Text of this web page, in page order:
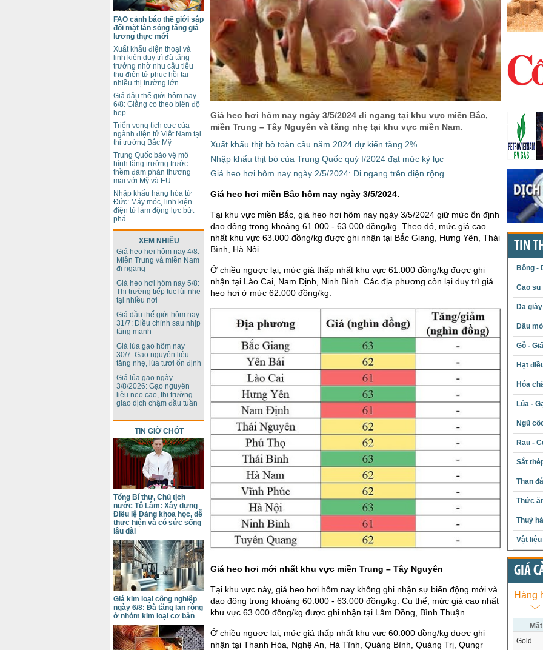
Giá heo hơi hôm nay ngày 3/5/2024 đi ngang tại khu vực miền Bắc,
miền Trung – Tây Nguyên và tăng nhẹ tại khu vực miền Nam.
Xuất khẩu thịt bò toàn cầu năm 2024 dự kiến tăng 2%
Nhập khẩu thịt bò của Trung Quốc quý I/2024 đạt mức kỷ lục
Giá heo hơi hôm nay ngày 2/5/2024: Đi ngang trên diện rộng
Giá heo hơi miền Bắc hôm nay ngày 3/5/2024.
Tại khu vực miền Bắc, giá heo hơi hôm nay ngày 3/5/2024 giữ mức ổn định
dao động trong khoảng 61.000 - 63.000 đồng/kg. Theo đó, mức giá cao
nhất khu vực 63.000 đồng/kg được ghi nhận tại Bắc Giang, Hưng Yên, Thái
Bình, Hà Nội.
Ở chiều ngược lại, mức giá thấp nhất khu vực 61.000 đồng/kg được ghi
nhận tại Lào Cai, Nam Định, Ninh Bình. Các địa phương còn lại duy trì giá
heo hơi ở mức 62.000 đồng/kg.
Giá heo hơi mới nhất khu vực miền Trung – Tây Nguyên
Tại khu vực này, giá heo hơi hôm nay không ghi nhận sự biến động mới và
dao động trong khoảng 60.000 - 63.000 đồng/kg. Cụ thể, mức giá cao nhất
khu vực 63.000 đồng/kg được ghi nhận tại Lâm Đồng, Bình Thuận.
Ở chiều ngược lại, mức giá thấp nhất khu vực 60.000 đồng/kg được ghi
nhận tại Thanh Hóa, Nghệ An, Hà Tĩnh, Quảng Bình, Quảng Trị, Qungr
FAO cảnh báo thế giới sắp
đối mặt làn sóng tăng giá
lương thực mới
Xuất khẩu điện thoại và
linh kiện duy trì đà tăng
trưởng nhờ nhu cầu tiêu
thụ điện tử phục hồi tại
nhiều thị trường lớn
Giá dầu thế giới hôm nay
6/8: Giằng co theo biên độ
hẹp
Triển vọng tích cực của
ngành điện tử Việt Nam tại
thị trường Bắc Mỹ
Trung Quốc bảo vệ mô
hình tăng trưởng trước
thềm đàm phán thương
mại với Mỹ và EU
Nhập khẩu hàng hóa từ
Đức: Máy móc, linh kiện
điện tử làm động lực bứt
phá
XEM NHIỀU
Giá heo hơi hôm nay 4/8:
Miền Trung và miền Nam
đi ngang
Giá heo hơi hôm nay 5/8:
Thị trường tiếp tục lùi nhẹ
tại nhiều nơi
Giá dầu thế giới hôm nay
31/7: Điều chỉnh sau nhịp
tăng mạnh
Giá lúa gạo hôm nay
30/7: Gạo nguyên liệu
tăng nhẹ, lúa tươi ổn định
Giá lúa gạo ngày
3/8/2026: Gạo nguyên
liệu neo cao, thị trường
giao dịch chậm đầu tuần
TIN GIỜ CHÓT
Tổng Bí thư, Chủ tịch
nước Tô Lâm: Xây dựng
Điều lệ Đảng khoa học, dễ
thực hiện và có sức sống
lâu dài
Giá kim loại công nghiệp
ngày 6/8: Đà tăng lan rộng
ở nhóm kim loại cơ bản
TIN
Bông -
Cao su
Da giày
Dầu
Gỗ -
Hạt
Hóa
Lúa -
Ngũ
Rau -
Sắt
Than đá
Thức
Thuỷ
Vật
GIÁ
Hàng
Gold